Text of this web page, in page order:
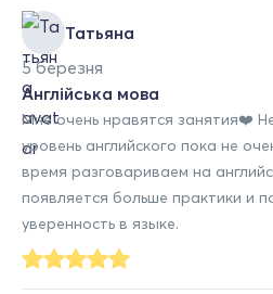
Татьяна
5 березня
Англійська мова
Мне очень нравятся занятия❤️
уровень английского пока не
время разговариваем на
появляется больше практики и
уверенность в языке.